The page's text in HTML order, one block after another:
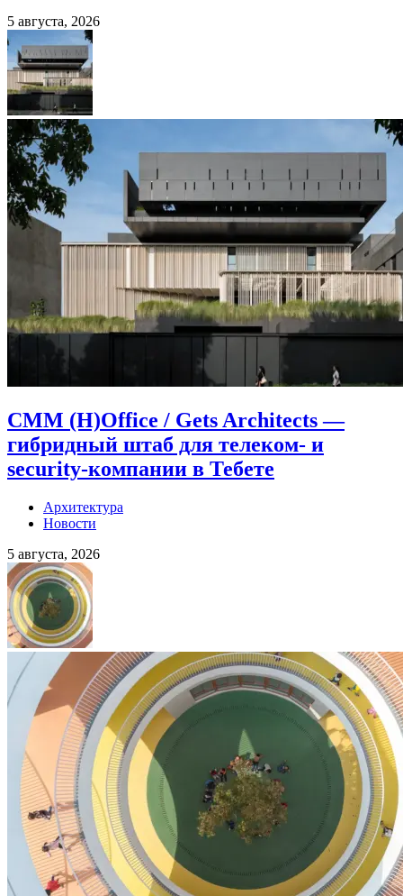
5 августа, 2026
CMM (H)Office / Gets Architects —
гибридный штаб для телеком- и
security-компании в Тебете
Архитектура
Новости
5 августа, 2026